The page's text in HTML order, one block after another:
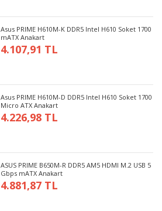
Asus PRIME H610M-K DDR5 Intel H610 Soket 1700
mATX Anakart
4.107,91 TL
Asus PRIME H610M-D DDR5 Intel H610 Soket 1700
Micro ATX Anakart
4.226,98 TL
ASUS PRIME B650M-R DDR5 AM5 HDMI M.2 USB 5
Gbps mATX Anakart
4.881,87 TL